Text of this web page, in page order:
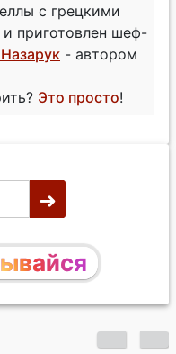
с грецкими
приготовлен шеф-
- автором
Это просто!